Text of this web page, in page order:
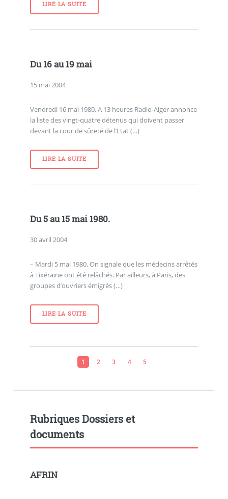
LIRE LA SUITE
Du 16 au 19 mai
15 mai 2004
Vendredi 16 mai 1980. A 13 heures Radio-Alger annonce
la liste des vingt-quatre détenus qui doivent passer
devant la cour de sûreté de l’Etat (…)
LIRE LA SUITE
Du 5 au 15 mai 1980.
30 avril 2004
– Mardi 5 mai 1980. On signale que les médecins arrêtés
à Tixéraïne ont été relâchés. Par ailleurs, à Paris, des
groupes d’ouvriers émigrés (…)
LIRE LA SUITE
1 2 3 4 5
Rubriques Dossiers et
documents
AFRIN